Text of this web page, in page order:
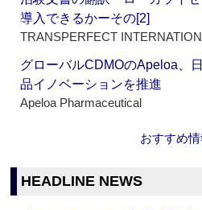
導入できるかーその[2]
TRANSPERFECT
グローバルCDMOのApeloa、
品イノベーションを推進
Apeloa Pharmaceutical
おすすめ
HEADLINE NEWS